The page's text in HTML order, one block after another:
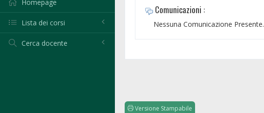
Homepage
Lista dei corsi
Cerca docente
Comunicazioni :
Nessuna Comunicazione Presente.
Versione Stampabile